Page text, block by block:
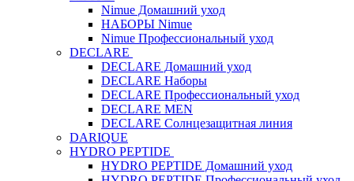
Nimue Домашний уход
НАБОРЫ Nimue
Nimue Профессиональный уход
DECLARE
DECLARE Домашний уход
DECLARE Наборы
DECLARE Профессиональный уход
DECLARE MEN
DECLARE Солнцезащитная линия
DARIQUE
HYDRO PEPTIDE
HYDRO PEPTIDE Домашний уход